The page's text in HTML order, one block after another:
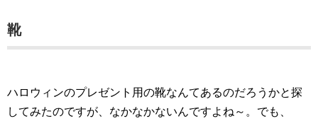
靴
ハロウィンのプレゼント用の靴なんてあるのだろうかと探
してみたのですが、なかなかないんですよね～。でも、